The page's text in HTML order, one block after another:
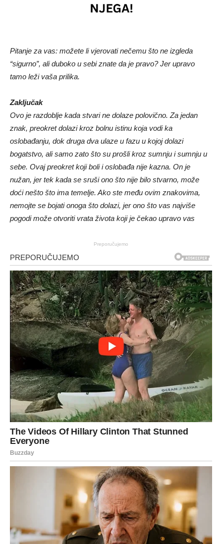
Pitanje za vas: možete li vjerovati nečemu što ne izgleda
“sigurno”, ali duboko u sebi znate da je pravo? Jer upravo
tamo leži vaša prilika.
Zaključak
Ovo je razdoblje kada stvari ne dolaze polovično. Za jedan
znak, preokret dolazi kroz bolnu istinu koja vodi ka
oslobađanju, dok druga dva ulaze u fazu u kojoj dolazi
bogatstvo, ali samo zato što su prošli kroz sumnju i sumnju u
sebe. Ovaj preokret koji boli i oslobađa nije kazna. On je
nužan, jer tek kada se sruši ono što nije bilo stvarno, može
doći nešto što ima temelje. Ako ste među ovim znakovima,
nemojte se bojati onoga što dolazi, jer ono što vas najviše
pogodi može otvoriti vrata života koji je čekao upravo vas
Preporučujemo